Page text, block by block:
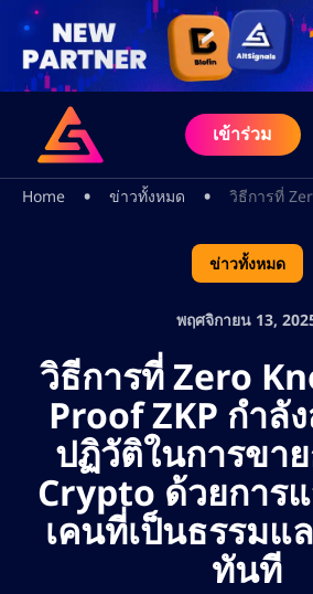
เข้าร่วม
Home • ข่าวทั้งหมด • วิธีการที่
ข่าวทั้งหมด
พฤศจิกายน 13,
วิธีการที่ Zero
Proof ZKP กำลั
ปฏิวัติในการขา
Crypto ด้วยการ
เคนที่เป็นธรรมแ
ทันที